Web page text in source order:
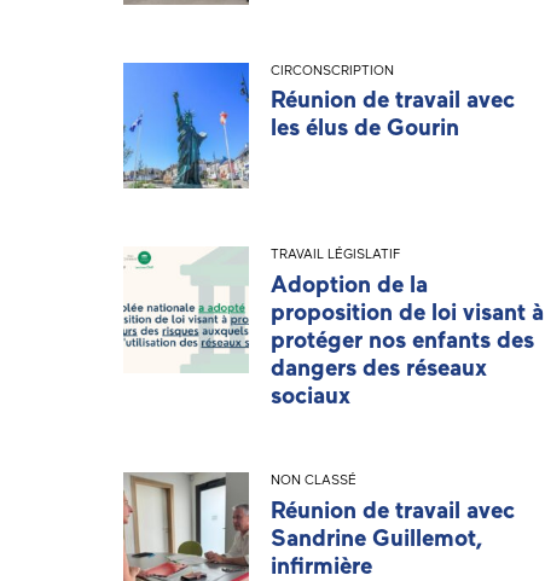
CIRCONSCRIPTION
Réunion de travail avec
les élus de Gourin
TRAVAIL LÉGISLATIF
Adoption de la
proposition de loi visant à
protéger nos enfants des
dangers des réseaux
sociaux
NON CLASSÉ
Réunion de travail avec
Sandrine Guillemot,
infirmière